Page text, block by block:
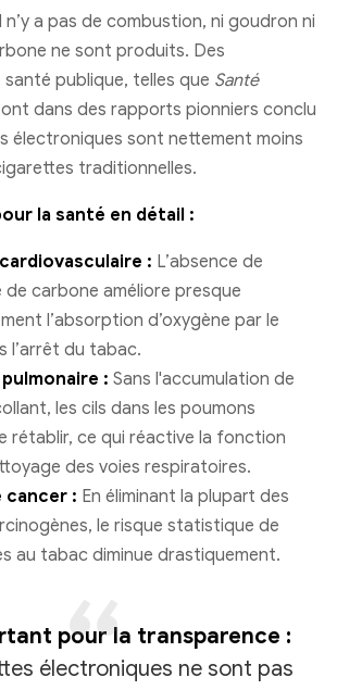
n’y a pas de combustion, ni goudron ni
ne sont produits. Des
publique, telles que Santé
dans des rapports pionniers conclu
électroniques sont nettement moins
traditionnelles.
la santé en détail :
: L’absence de
de carbone améliore presque
l’absorption d’oxygène par le
l’arrêt du tabac.
: Sans l'accumulation de
les cils dans les poumons
rétablir, ce qui réactive la fonction
des voies respiratoires.
cancer : En éliminant la plupart des
le risque statistique de
au tabac diminue drastiquement.
pour la transparence :
électroniques ne sont pas